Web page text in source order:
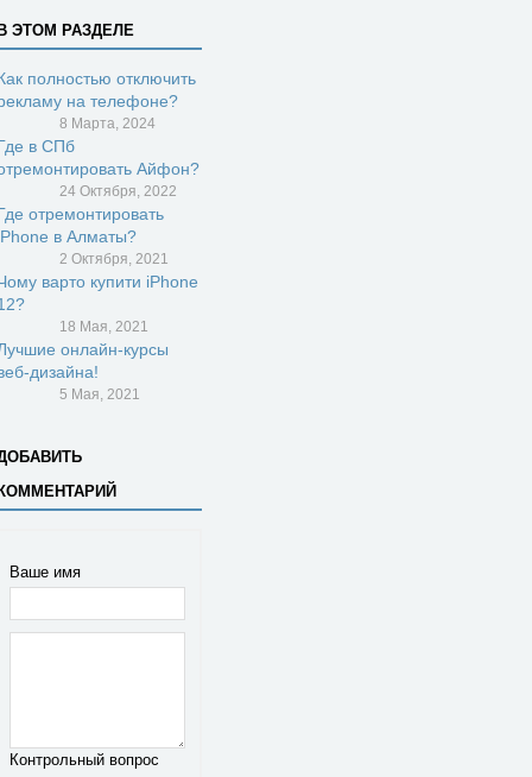
ЭТОМ РАЗДЕЛЕ
полностью отключить
на телефоне?
8 Марта, 2024
в СПб
Айфон?
24 Октября, 2022
отремонтировать
в Алматы?
2 Октября, 2021
варто купити iPhone
18 Мая, 2021
онлайн-курсы
дизайна!
5 Мая, 2021
Ваше имя
Контрольный вопрос